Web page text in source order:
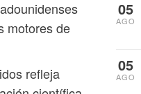
motores de
refleja
05
AGO
05
AGO